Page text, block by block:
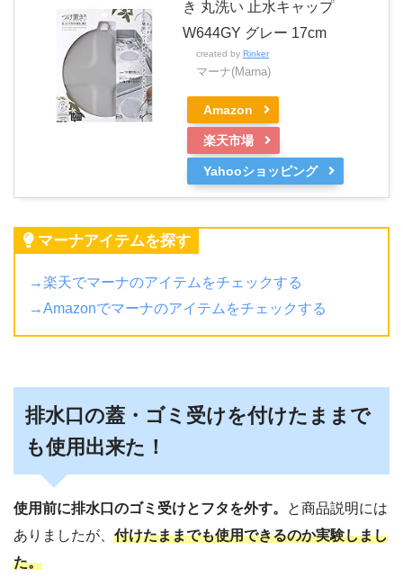
き 丸洗い 止水キャップ
W644GY グレー 17cm
created by Rinker
マーナ(Marna)
Amazon
楽天市場
Yahooショッピング
マーナアイテムを探す
→楽天でマーナのアイテムをチェックする
→Amazonでマーナのアイテムをチェックする
排水口の蓋・ゴミ受けを付けたままで
も使用出来た！
使用前に排水口のゴミ受けとフタを外す。
と商品説明には
ありましたが、 付けたままでも使用できるのか実験しまし
た。